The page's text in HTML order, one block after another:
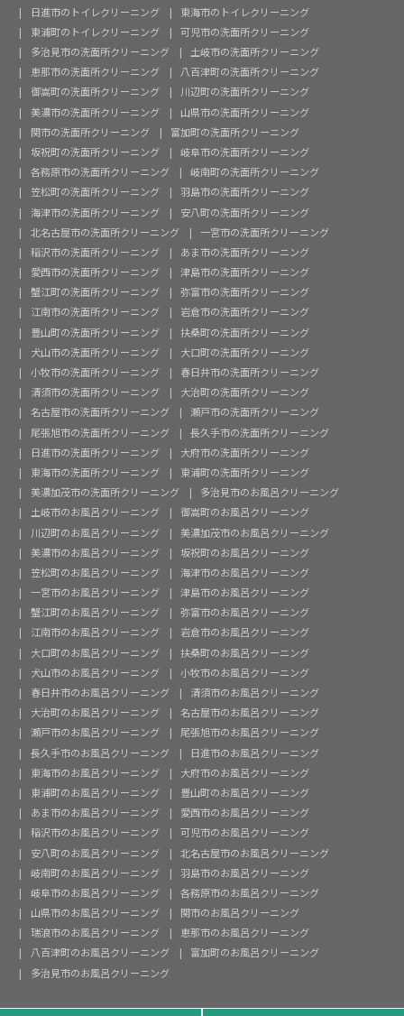
日進市のトイレクリーニング
東海市のトイレクリーニング
東浦町のトイレクリーニング
可児市の洗面所クリーニング
多治見市の洗面所クリーニング
土岐市の洗面所クリーニング
恵那市の洗面所クリーニング
八百津町の洗面所クリーニング
御嵩町の洗面所クリーニング
川辺町の洗面所クリーニング
美濃市の洗面所クリーニング
山県市の洗面所クリーニング
関市の洗面所クリーニング
富加町の洗面所クリーニング
坂祝町の洗面所クリーニング
岐阜市の洗面所クリーニング
各務原市の洗面所クリーニング
岐南町の洗面所クリーニング
笠松町の洗面所クリーニング
羽島市の洗面所クリーニング
海津市の洗面所クリーニング
安八町の洗面所クリーニング
北名古屋市の洗面所クリーニング
一宮市の洗面所クリーニング
稲沢市の洗面所クリーニング
あま市の洗面所クリーニング
愛西市の洗面所クリーニング
津島市の洗面所クリーニング
蟹江町の洗面所クリーニング
弥富市の洗面所クリーニング
江南市の洗面所クリーニング
岩倉市の洗面所クリーニング
豊山町の洗面所クリーニング
扶桑町の洗面所クリーニング
犬山市の洗面所クリーニング
大口町の洗面所クリーニング
小牧市の洗面所クリーニング
春日井市の洗面所クリーニング
清須市の洗面所クリーニング
大治町の洗面所クリーニング
名古屋市の洗面所クリーニング
瀬戸市の洗面所クリーニング
尾張旭市の洗面所クリーニング
長久手市の洗面所クリーニング
日進市の洗面所クリーニング
大府市の洗面所クリーニング
東海市の洗面所クリーニング
東浦町の洗面所クリーニング
美濃加茂市の洗面所クリーニング
多治見市のお風呂クリーニング
土岐市のお風呂クリーニング
御嵩町のお風呂クリーニング
川辺町のお風呂クリーニング
美濃加茂市のお風呂クリーニング
美濃市のお風呂クリーニング
坂祝町のお風呂クリーニング
笠松町のお風呂クリーニング
海津市のお風呂クリーニング
一宮市のお風呂クリーニング
津島市のお風呂クリーニング
蟹江町のお風呂クリーニング
弥富市のお風呂クリーニング
江南市のお風呂クリーニング
岩倉市のお風呂クリーニング
大口町のお風呂クリーニング
扶桑町のお風呂クリーニング
犬山市のお風呂クリーニング
小牧市のお風呂クリーニング
春日井市のお風呂クリーニング
清須市のお風呂クリーニング
大治町のお風呂クリーニング
名古屋市のお風呂クリーニング
瀬戸市のお風呂クリーニング
尾張旭市のお風呂クリーニング
長久手市のお風呂クリーニング
日進市のお風呂クリーニング
東海市のお風呂クリーニング
大府市のお風呂クリーニング
東浦町のお風呂クリーニング
豊山町のお風呂クリーニング
あま市のお風呂クリーニング
愛西市のお風呂クリーニング
稲沢市のお風呂クリーニング
可児市のお風呂クリーニング
安八町のお風呂クリーニング
北名古屋市のお風呂クリーニング
岐南町のお風呂クリーニング
羽島市のお風呂クリーニング
岐阜市のお風呂クリーニング
各務原市のお風呂クリーニング
山県市のお風呂クリーニング
関市のお風呂クリーニング
瑞浪市のお風呂クリーニング
恵那市のお風呂クリーニング
八百津町のお風呂クリーニング
富加町のお風呂クリーニング
多治見市のお風呂クリーニング